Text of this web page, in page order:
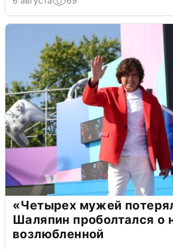
«Четырех мужей
Шаляпин проболтался о
возлюбленной